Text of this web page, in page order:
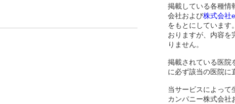
掲載している各種情
会社および株式会社
をもとにしています
おりますが、内容を
りません。
掲載されている医院
に必ず該当の医院に
当サービスによって
カンパニー株式会社